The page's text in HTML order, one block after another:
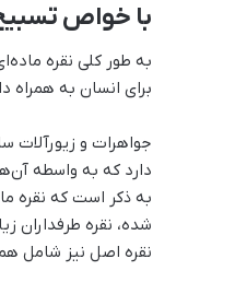
با خواص
برای انسان به همراه
جواهرات و زیورآلات
دارد که به واسطه
به ذکر است که نقره
شده، نقره طرفداران
نقره اصل نیز شامل